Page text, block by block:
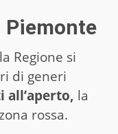
Regione si
di generi
all’aperto, la
rossa.